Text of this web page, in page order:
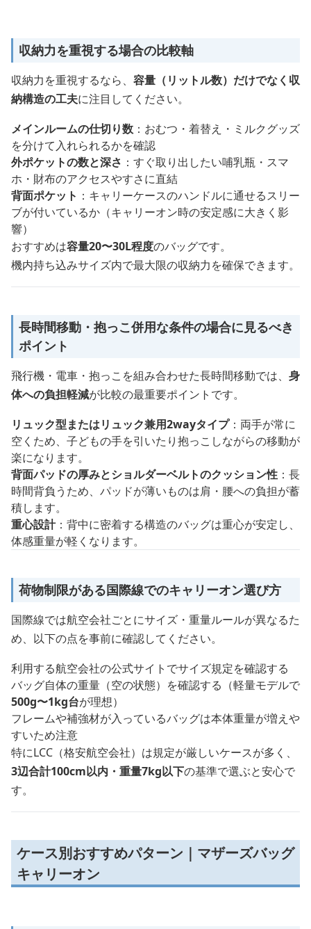
収納力を重視する場合の比較軸
収納力を重視するなら、 容量（リットル数）だけでなく収
納構造の工夫に注目してください。
メインルームの仕切り数 ：おむつ・着替え・ミルクグッズ
を分けて入れられるかを確認
外ポケットの数と深さ ：すぐ取り出したい哺乳瓶・スマ
ホ・財布のアクセスやすさに直結
背面ポケット ：キャリーケースのハンドルに通せるスリー
ブが付いているか（キャリーオン時の安定感に大きく影
響）
おすすめは容量20〜30L程度のバッグです。
機内持ち込みサイズ内で最大限の収納力を確保できます。
長時間移動・抱っこ併用な条件の場合に見るべき
ポイント
飛行機・電車・抱っこを組み合わせた長時間移動では、 身
体への負担軽減が比較の最重要ポイントです。
リュック型またはリュック兼用2wayタイプ：両手が常に
空くため、子どもの手を引いたり抱っこしながらの移動が
楽になります。
背面パッドの厚みとショルダーベルトのクッション性 ：長
時間背負うため、パッドが薄いものは肩・腰への負担が蓄
積します。
重心設計：背中に密着する構造のバッグは重心が安定し、
体感重量が軽くなります。
荷物制限がある国際線でのキャリーオン選び方
国際線では航空会社ごとにサイズ・重量ルールが異なるた
め、以下の点を事前に確認してください。
利用する航空会社の公式サイトでサイズ規定を確認する
バッグ自体の重量（空の状態）を確認する（軽量モデルで
500g〜1kg台が理想）
フレームや補強材が入っているバッグは本体重量が増えや
すいため注意
特にLCC（格安航空会社）は規定が厳しいケースが多く、
3辺合計100cm以内・重量7kg以下の基準で選ぶと安心で
す。
ケース別おすすめパターン｜マザーズバッグ
キャリーオン